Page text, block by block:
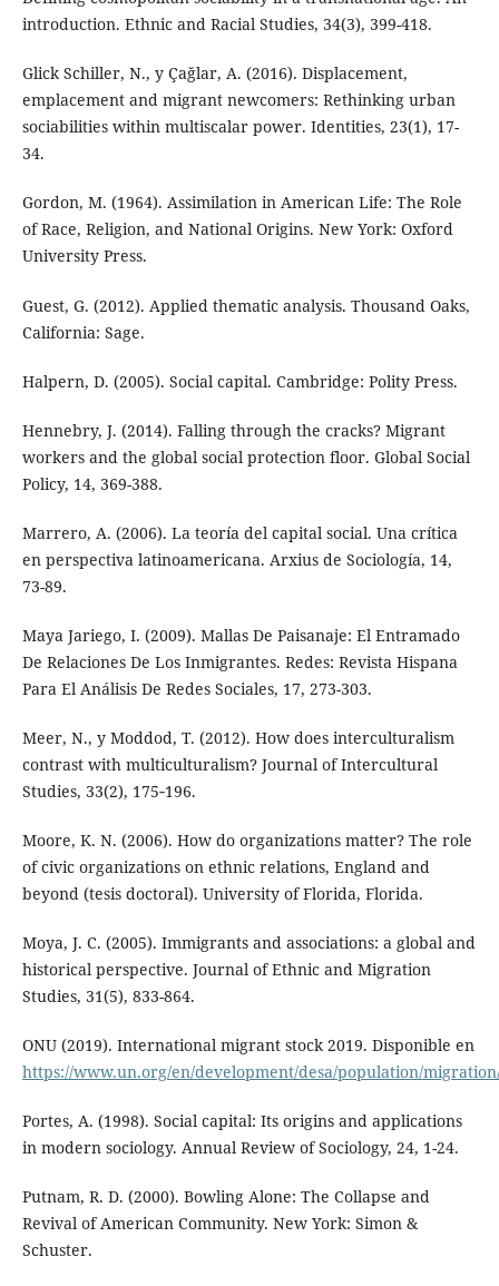
introduction. Ethnic and Racial Studies, 34(3), 399-418.
Glick Schiller, N., y Çağlar, A. (2016). Displacement,
emplacement and migrant newcomers: Rethinking urban
sociabilities within multiscalar power. Identities, 23(1), 17-
34.
Gordon, M. (1964). Assimilation in American Life: The Role
of Race, Religion, and National Origins. New York: Oxford
University Press.
Guest, G. (2012). Applied thematic analysis. Thousand Oaks,
California: Sage.
Halpern, D. (2005). Social capital. Cambridge: Polity Press.
Hennebry, J. (2014). Falling through the cracks? Migrant
workers and the global social protection floor. Global Social
Policy, 14, 369-388.
Marrero, A. (2006). La teoría del capital social. Una crítica
en perspectiva latinoamericana. Arxius de Sociología, 14,
73-89.
Maya Jariego, I. (2009). Mallas De Paisanaje: El Entramado
De Relaciones De Los Inmigrantes. Redes: Revista Hispana
Para El Análisis De Redes Sociales, 17, 273-303.
Meer, N., y Moddod, T. (2012). How does interculturalism
contrast with multiculturalism? Journal of Intercultural
Studies, 33(2), 175‐196.
Moore, K. N. (2006). How do organizations matter? The role
of civic organizations on ethnic relations, England and
beyond (tesis doctoral). University of Florida, Florida.
Moya, J. C. (2005). Immigrants and associations: a global and
historical perspective. Journal of Ethnic and Migration
Studies, 31(5), 833-864.
ONU (2019). International migrant stock 2019. Disponible en
https://www.un.org/en/development/desa/population/
Portes, A. (1998). Social capital: Its origins and applications
in modern sociology. Annual Review of Sociology, 24, 1-24.
Putnam, R. D. (2000). Bowling Alone: The Collapse and
Revival of American Community. New York: Simon &
Schuster.